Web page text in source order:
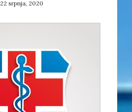
22 srpnja, 2020